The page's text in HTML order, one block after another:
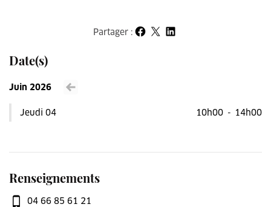
Date(s)
Voir le mois précédent
Juin 2026
Jeudi 04 10h00 - 14h00
Renseignements
04 66 85 61 21
Partager :Partager sur Facebook
Partager sur X
Partager sur LinkedIn